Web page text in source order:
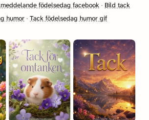
födelsedag facebook · Bild tack
humor · Tack födelsedag humor gif